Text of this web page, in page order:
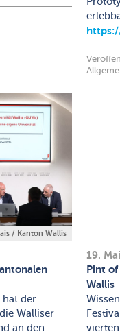
/ Kanton Wallis
hat der
Walliser
an den
19.
Pint of
Wallis